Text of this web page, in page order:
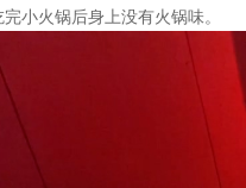
小火锅后身上没有火锅味。